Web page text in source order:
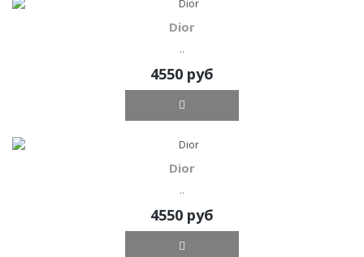
Dior
..
4550 руб
Dior
..
4550 руб